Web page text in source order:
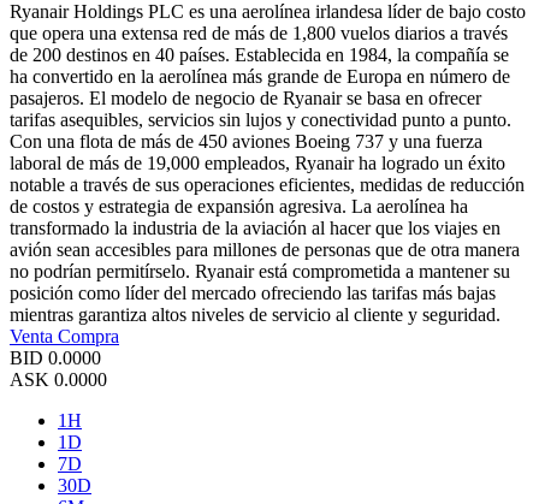
Ryanair Holdings PLC es una aerolínea irlandesa líder de bajo costo
que opera una extensa red de más de 1,800 vuelos diarios a través
de 200 destinos en 40 países. Establecida en 1984, la compañía se
ha convertido en la aerolínea más grande de Europa en número de
pasajeros. El modelo de negocio de Ryanair se basa en ofrecer
tarifas asequibles, servicios sin lujos y conectividad punto a punto.
Con una flota de más de 450 aviones Boeing 737 y una fuerza
laboral de más de 19,000 empleados, Ryanair ha logrado un éxito
notable a través de sus operaciones eficientes, medidas de reducción
de costos y estrategia de expansión agresiva. La aerolínea ha
transformado la industria de la aviación al hacer que los viajes en
avión sean accesibles para millones de personas que de otra manera
no podrían permitírselo. Ryanair está comprometida a mantener su
posición como líder del mercado ofreciendo las tarifas más bajas
mientras garantiza altos niveles de servicio al cliente y seguridad.
Venta Compra
BID 0.0000
ASK 0.0000
1H
1D
7D
30D